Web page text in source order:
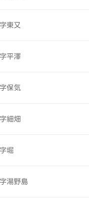
字東又
字平澤
字保気
字細畑
字堀
字湯野島